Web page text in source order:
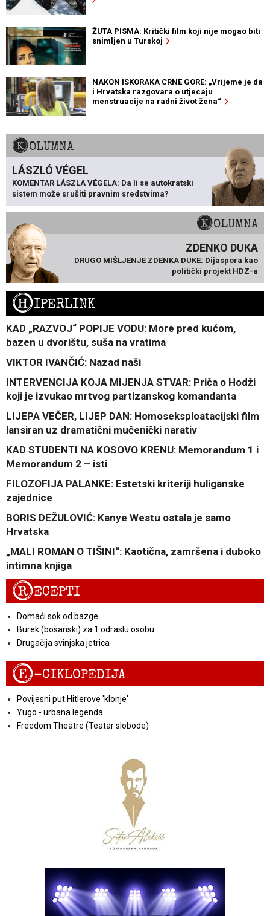
ŽUTA PISMA: Kritički film koji nije mogao biti
snimljen u Turskoj
NAKON ISKORAKA CRNE GORE: „Vrijeme je da
i Hrvatska razgovara o utjecaju
menstruacije na radni život žena“
KOLUMNA
LÁSZLÓ VÉGEL
KOMENTAR LÁSZLA VÉGELA: Da li se autokratski
sistem može srušiti pravnim sredstvima?
KOLUMNA
ZDENKO DUKA
DRUGO MIŠLJENJE ZDENKA DUKE: Dijaspora kao
politički projekt HDZ-a
HIPERLINK
KAD „RAZVOJ“ POPIJE VODU: More pred kućom,
bazen u dvorištu, suša na vratima
VIKTOR IVANČIĆ: Nazad naši
INTERVENCIJA KOJA MIJENJA STVAR: Priča o Hodži
koji je izvukao mrtvog partizanskog komandanta
LIJEPA VEČER, LIJEP DAN: Homoseksploatacijski film
lansiran uz dramatični mučenički narativ
KAD STUDENTI NA KOSOVO KRENU: Memorandum 1 i
Memorandum 2 – isti
FILOZOFIJA PALANKE: Estetski kriteriji huliganske
zajednice
BORIS DEŽULOVIĆ: Kanye Westu ostala je samo
Hrvatska
„MALI ROMAN O TIŠINI“: Kaotična, zamršena i duboko
intimna knjiga
RECEPTI
Domaći sok od bazge
Burek (bosanski) za 1 odraslu osobu
Drugačija svinjska jetrica
E-CIKLOPEDIJA
Povijesni put Hitlerove 'klonje'
Yugo - urbana legenda
Freedom Theatre (Teatar slobode)